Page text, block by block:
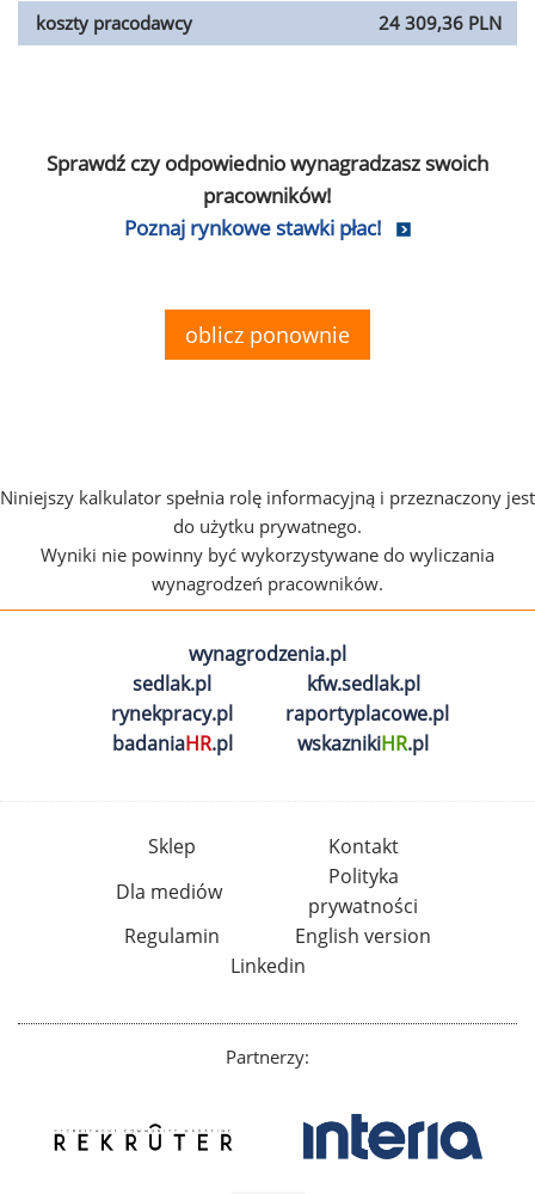
koszty pracodawcy
24 309,36 PLN
Sprawdź czy odpowiednio wynagradzasz swoich
pracowników!
Poznaj rynkowe stawki płac!
oblicz ponownie
Niniejszy kalkulator spełnia rolę informacyjną i przeznaczony jest
do użytku prywatnego.
Wyniki nie powinny być wykorzystywane do wyliczania
wynagrodzeń pracowników.
wynagrodzenia.pl
sedlak.pl
kfw.sedlak.pl
rynekpracy.pl
raportyplacowe.pl
badaniaHR.pl wskaznikiHR.pl
Sklep
Kontakt
Dla mediów
Polityka
prywatności
Regulamin
English version
Linkedin
Partnerzy: